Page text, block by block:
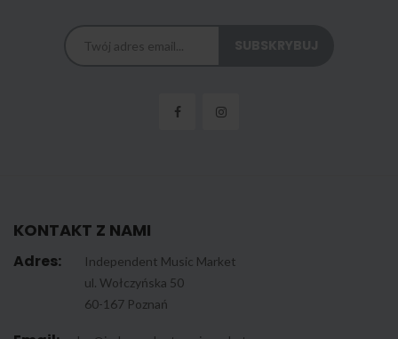
KONTAKT Z NAMI
Adres:
Independent Music Market
ul. Wołczyńska 50
60-167 Poznań